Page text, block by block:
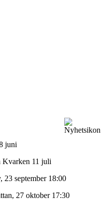
juni
Kvarken 11 juli
september 18:00
27 oktober 17:30